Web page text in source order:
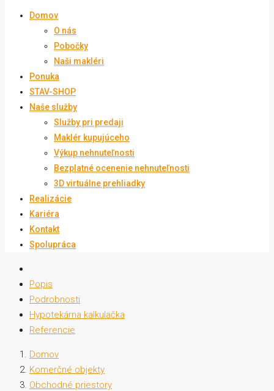
Domov
O nás
Pobočky
Naši makléri
Ponuka
STAV-SHOP
Naše služby
Služby pri predaji
Maklér kupujúceho
Výkup nehnuteľnosti
Bezplatné ocenenie nehnuteľnosti
3D virtuálne prehliadky
Realizácie
Kariéra
Kontakt
Spolupráca
Popis
Podrobnosti
Hypotekárna kalkulačka
Referencie
Domov
Komerčné objekty
Obchodné priestory